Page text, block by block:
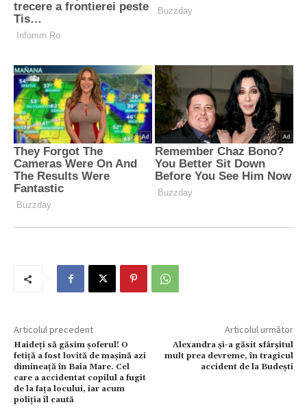
Articolul precedent
Haideți să găsim șoferul! O
fetiță a fost lovită de mașină azi
dimineață în Baia Mare. Cel
care a accidentat copilul a fugit
de la fața locului, iar acum
poliția îl caută
Articolul următor
Alexandra și-a găsit sfârșitul
mult prea devreme, în tragicul
accident de la Budești